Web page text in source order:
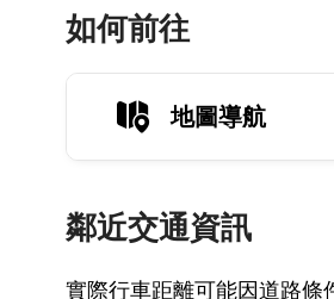
如何前往
地圖導航
鄰近交通資訊
實際行車距離可能因道路條